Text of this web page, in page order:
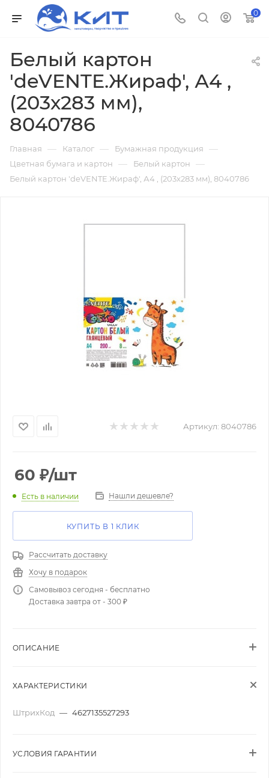
0
Белый картон
'deVENTE.Жираф', А4 ,
(203х283 мм),
8040786
Главная — Каталог — Бумажная продукция —
Цветная бумага и картон — Белый картон —
Белый картон 'deVENTE.Жираф', А4 , (203х283 мм), 8040786
Артикул: 8040786
60 ₽/шт
Есть в наличии Нашли дешевле?
КУПИТЬ В 1 КЛИК
Рассчитать доставку
Хочу в подарок
Самовывоз сегодня - бесплатно
Доставка завтра от - 300 ₽
ОПИСАНИЕ
ХАРАКТЕРИСТИКИ
ШтрихКод — 4627135527293
УСЛОВИЯ ГАРАНТИИ